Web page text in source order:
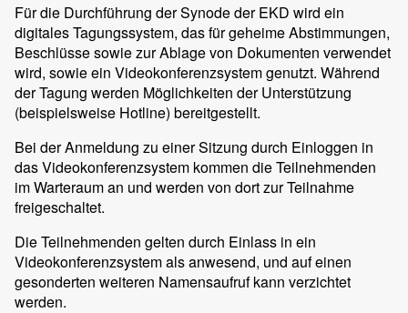
Für die Durchführung der Synode der EKD wird ein
digitales Tagungssystem, das für geheime Abstimmungen,
Beschlüsse sowie zur Ablage von Dokumenten verwendet
wird, sowie ein Videokonferenzsystem genutzt. Während
der Tagung werden Möglichkeiten der Unterstützung
(beispielsweise Hotline) bereitgestellt.
Bei der Anmeldung zu einer Sitzung durch Einloggen in
das Videokonferenzsystem kommen die Teilnehmenden
im Warteraum an und werden von dort zur Teilnahme
freigeschaltet.
Die Teilnehmenden gelten durch Einlass in ein
Videokonferenzsystem als anwesend, und auf einen
gesonderten weiteren Namensaufruf kann verzichtet
werden.